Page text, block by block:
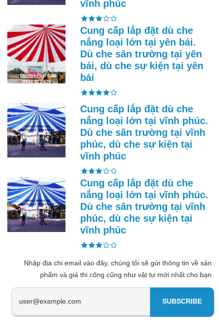
vĩnh phúc
Cung cấp lắp đặt dù che
nắng loại lớn tại yên bái.
Dù che sân trường tại yên
bái, dù che sự kiện tại yên
bái
Cung cấp lắp đặt dù che
nắng loại lớn tại vĩnh phúc.
Dù che sân trường tại vĩnh
phúc, dù che sự kiện tại
vĩnh phúc
Cung cấp lắp đặt dù che
nắng loại lớn tại vĩnh phúc.
Dù che sân trường tại vĩnh
phúc, dù che sự kiện tại
vĩnh phúc
Nhập địa chi email vào đây, chúng tôi sẽ gửi thông tin về sản
phẩm và giá thi công cũng như vật tư mới nhất cho bạn